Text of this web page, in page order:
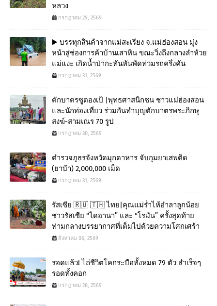
หลวง
กรกฎาคม 29, 2569
▶️ บรรทุกสินค้าจากแม่สะเรียง จ.แม่ฮ่องสอน มุ่ง
หน้าสู่ช่องการค้าบ้านเสาหิน ขณะวิ่งถึงกลางลำห้วย
แม่แงะ เกิดน้ำป่ากะทันหันพัดท่วมรถครึ่งคัน
กรกฎาคม 31, 2569
ตักบาตรซูตองเป้ |พุทธศาสนิกชน ชาวแม่ฮ่องสอน
และนักท่องเที่ยว ร่วมกันทำบุญตักบาตรพระภิกษุ
สงฆ์-สามเณร 70 รูป
กรกฎาคม 30, 2569
ตำรวจภูธรจังหวัดมุกดาหาร จับกุมยาเสพติด
(ยาบ้า) 2,000,000 เม็ด
กรกฎาคม 31, 2569
รัสเซีย 🇷🇺 🇹🇭 ไทย|คุณแม่ร่ำไห้อำลาลูกน้อย
ชาวรัสเซีย “ไดอานา” และ “โรมัน” ครั้งสุดท้าย
ท่ามกลางบรรยากาศที่เต็มไปด้วยความโศกเศร้า
สิงหาคม 06, 2569
รอดแล้ว! ไถ่ชีวิตโคกระบือทั้งหมด 79 ตัว สำเร็จๆ
รอดทั้งคอก
กรกฎาคม 28, 2569